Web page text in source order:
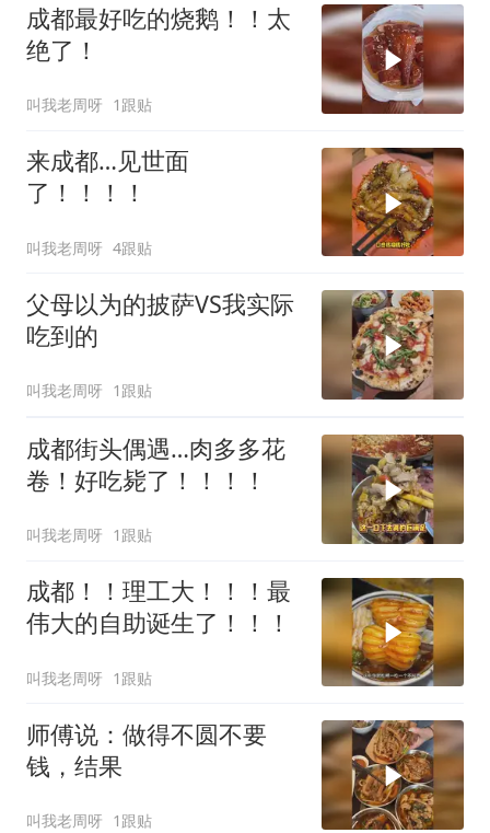
成都最好吃的烧鹅！！太
绝了！
叫我老周呀 1跟贴
来成都…见世面
了！！！！
叫我老周呀 4跟贴
父母以为的披萨VS我实际
吃到的
叫我老周呀 1跟贴
成都街头偶遇…肉多多花
卷！好吃毙了！！！！
叫我老周呀 1跟贴
成都！！理工大！！！最
伟大的自助诞生了！！！
叫我老周呀 1跟贴
师傅说：做得不圆不要
钱，结果
叫我老周呀 1跟贴